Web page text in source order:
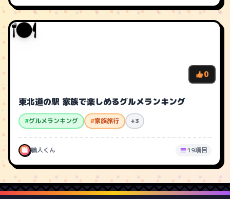
🍽️
0
東北道の駅 家族で楽しめるグルメランキング
#グルメランキング #家族旅行 +3
職 職人くん 19項目